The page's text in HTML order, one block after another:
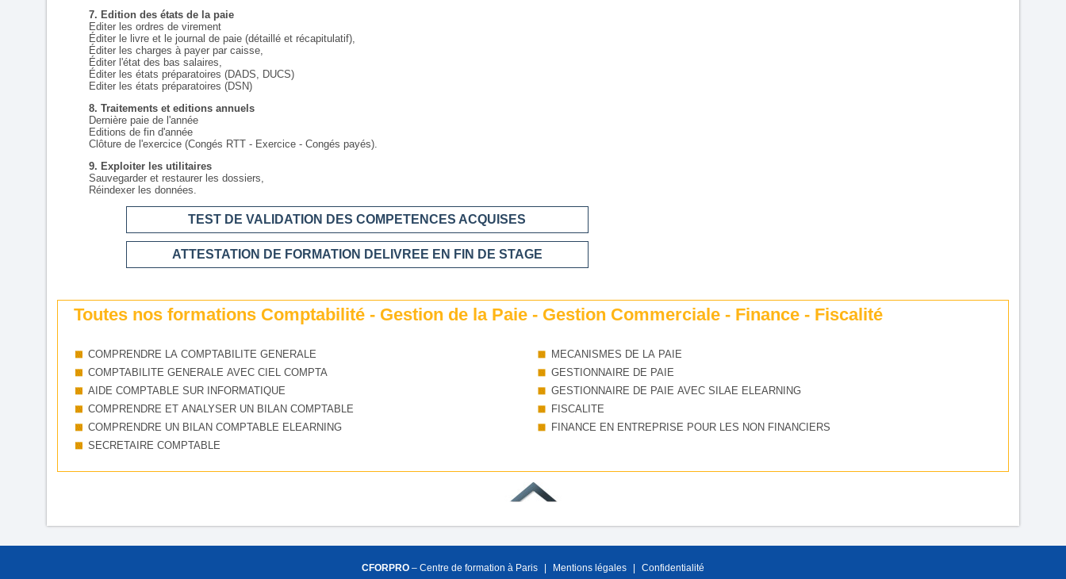
7. Edition des états de la paie
Editer les ordres de virement
Éditer le livre et le journal de paie (détaillé et récapitulatif),
Éditer les charges à payer par caisse,
Éditer l'état des bas salaires,
Éditer les états préparatoires (DADS, DUCS)
Editer les états préparatoires (DSN)
8. Traitements et editions annuels
Dernière paie de l'année
Editions de fin d'année
Clôture de l'exercice (Congés RTT - Exercice - Congés payés).
9. Exploiter les utilitaires
Sauvegarder et restaurer les dossiers,
Réindexer les données.
TEST DE VALIDATION DES COMPETENCES ACQUISES
ATTESTATION DE FORMATION DELIVREE EN FIN DE STAGE
Toutes nos formations Comptabilité - Gestion de la Paie - Gestion Commerciale - Finance - Fiscalité
COMPRENDRE LA COMPTABILITE GENERALE
COMPTABILITE GENERALE AVEC CIEL COMPTA
AIDE COMPTABLE SUR INFORMATIQUE
COMPRENDRE ET ANALYSER UN BILAN COMPTABLE
COMPRENDRE UN BILAN COMPTABLE ELEARNING
SECRETAIRE COMPTABLE
MECANISMES DE LA PAIE
GESTIONNAIRE DE PAIE
GESTIONNAIRE DE PAIE AVEC SILAE ELEARNING
FISCALITE
FINANCE EN ENTREPRISE POUR LES NON FINANCIERS
CFORPRO – Centre de formation à Paris | Mentions légales | Confidentialité